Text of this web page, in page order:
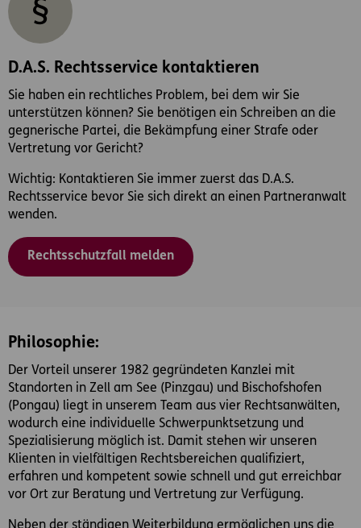
D.A.S. Rechtsservice kontaktieren
Sie haben ein rechtliches Problem, bei dem wir Sie
unterstützen können? Sie benötigen ein Schreiben an die
gegnerische Partei, die Bekämpfung einer Strafe oder
Vertretung vor Gericht?
Wichtig: Kontaktieren Sie immer zuerst das D.A.S.
Rechtsservice bevor Sie sich direkt an einen Partneranwalt
wenden.
Rechtsschutzfall melden
Philosophie:
Der Vorteil unserer 1982 gegründeten Kanzlei mit
Standorten in Zell am See (Pinzgau) und Bischofshofen
(Pongau) liegt in unserem Team aus vier Rechtsanwälten,
wodurch eine individuelle Schwerpunktsetzung und
Spezialisierung möglich ist. Damit stehen wir unseren
Klienten in vielfältigen Rechtsbereichen qualifiziert,
erfahren und kompetent sowie schnell und gut erreichbar
vor Ort zur Beratung und Vertretung zur Verfügung.